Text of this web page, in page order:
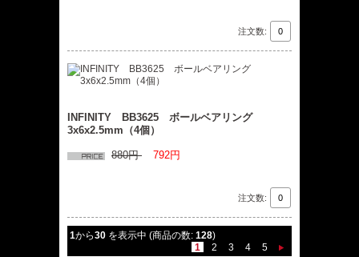
注文数:
INFINITY BB3625 ボールベアリング
3x6x2.5mm（4個）
880円 792円
注文数:
1から30を表示中 (商品の数: 128)
1
2 3 4 5